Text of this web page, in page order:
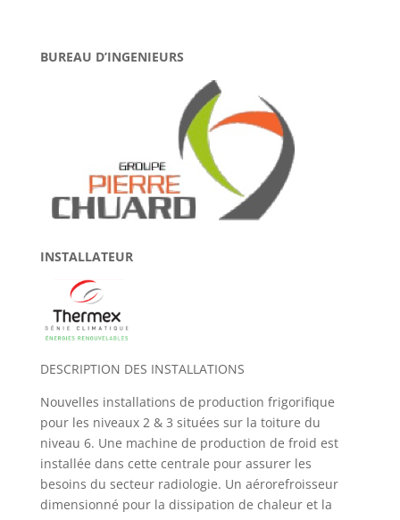
BUREAU D’INGENIEURS
INSTALLATEUR
DESCRIPTION DES INSTALLATIONS
Nouvelles installations de production frigorifique
pour les niveaux 2 & 3 situées sur la toiture du
niveau 6. Une machine de production de froid est
installée dans cette centrale pour assurer les
besoins du secteur radiologie. Un aérorefroisseur
dimensionné pour la dissipation de chaleur et la